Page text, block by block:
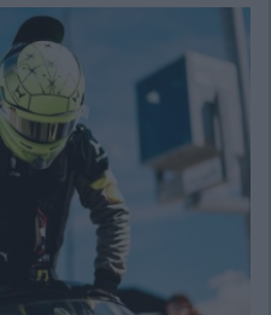
EGYÉB
SHOP
TIPPJÁTÉK
PONTÁLLÁSOK